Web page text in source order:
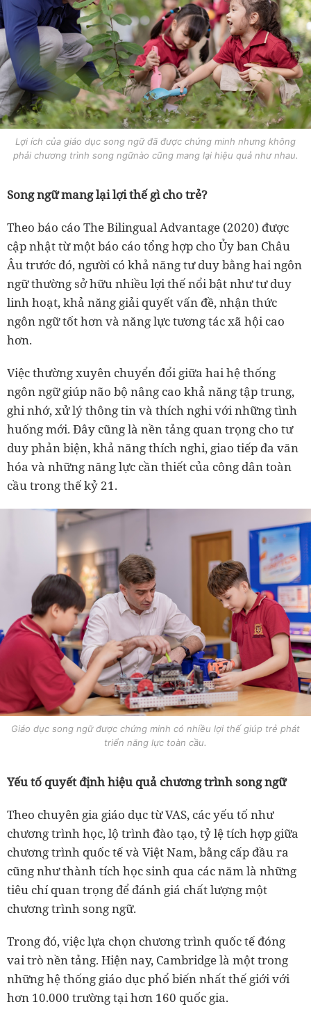
Lợi ích của giáo dục song ngữ đã được chứng minh nhưng không
phải chương trình song ngữnào cũng mang lại hiệu quả như nhau.
Song ngữ mang lại lợi thế gì cho trẻ?
Theo báo cáo The Bilingual Advantage (2020) được
cập nhật từ một báo cáo tổng hợp cho Ủy ban Châu
Âu trước đó, người có khả năng tư duy bằng hai ngôn
ngữ thường sở hữu nhiều lợi thế nổi bật như tư duy
linh hoạt, khả năng giải quyết vấn đề, nhận thức
ngôn ngữ tốt hơn và năng lực tương tác xã hội cao
hơn.
Việc thường xuyên chuyển đổi giữa hai hệ thống
ngôn ngữ giúp não bộ nâng cao khả năng tập trung,
ghi nhớ, xử lý thông tin và thích nghi với những tình
huống mới. Đây cũng là nền tảng quan trọng cho tư
duy phản biện, khả năng thích nghi, giao tiếp đa văn
hóa và những năng lực cần thiết của công dân toàn
cầu trong thế kỷ 21.
Giáo dục song ngữ được chứng minh có nhiều lợi thế giúp trẻ phát
triển năng lực toàn cầu.
Yếu tố quyết định hiệu quả chương trình song ngữ
Theo chuyên gia giáo dục từ VAS, các yếu tố như
chương trình học, lộ trình đào tạo, tỷ lệ tích hợp giữa
chương trình quốc tế và Việt Nam, bằng cấp đầu ra
cũng như thành tích học sinh qua các năm là những
tiêu chí quan trọng để đánh giá chất lượng một
chương trình song ngữ.
Trong đó, việc lựa chọn chương trình quốc tế đóng
vai trò nền tảng. Hiện nay, Cambridge là một trong
những hệ thống giáo dục phổ biến nhất thế giới với
hơn 10.000 trường tại hơn 160 quốc gia.